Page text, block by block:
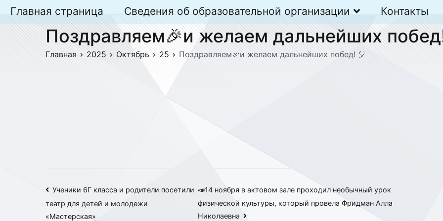
Перейти
содержимому
Главная страница Сведения об образовательной организации Контакты
Поздравляем🎉и желаем дальнейших
Главная 2025 Октябрь 25 Поздравляем🎉и желаем дальнейших побед! 🎈
Навигация
по
Ученики 6Г класса и родители посетили
театр для детей и молодежи
«Мастерская»
📣14 ноября в актовом зале проходил необычный урок
физической культуры, который провела Фридман Алла
Николаевна